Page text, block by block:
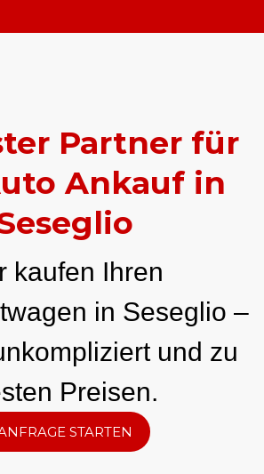
Partner für
Ankauf in
kaufen Ihren
in Seseglio –
und zu
Preisen.
STARTEN